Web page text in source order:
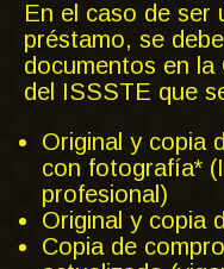
En el caso de ser
préstamo, se
documentos en la
del ISSSTE que
Original y copia
con fotografía*
profesional)
Original y copia
Copia de